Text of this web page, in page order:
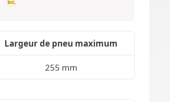
Largeur de pneu maximum
255 mm